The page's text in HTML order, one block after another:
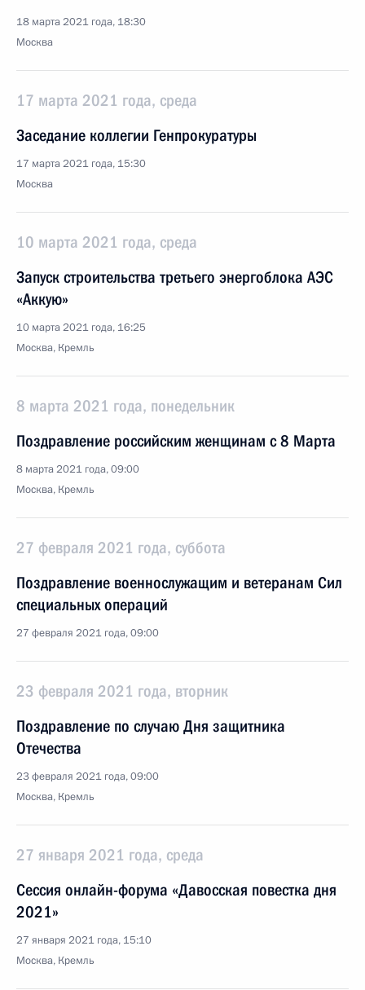
18 марта 2021 года, 18:30
Москва
17 марта 2021 года, среда
Заседание коллегии Генпрокуратуры
17 марта 2021 года, 15:30
Москва
10 марта 2021 года, среда
Запуск строительства третьего энергоблока АЭС
«Аккую»
10 марта 2021 года, 16:25
Москва, Кремль
8 марта 2021 года, понедельник
Поздравление российским женщинам с 8 Марта
8 марта 2021 года, 09:00
Москва, Кремль
27 февраля 2021 года, суббота
Поздравление военнослужащим и ветеранам Сил
специальных операций
27 февраля 2021 года, 09:00
23 февраля 2021 года, вторник
Поздравление по случаю Дня защитника
Отечества
23 февраля 2021 года, 09:00
Москва, Кремль
27 января 2021 года, среда
Сессия онлайн-форума «Давосская повестка дня
2021»
27 января 2021 года, 15:10
Москва, Кремль